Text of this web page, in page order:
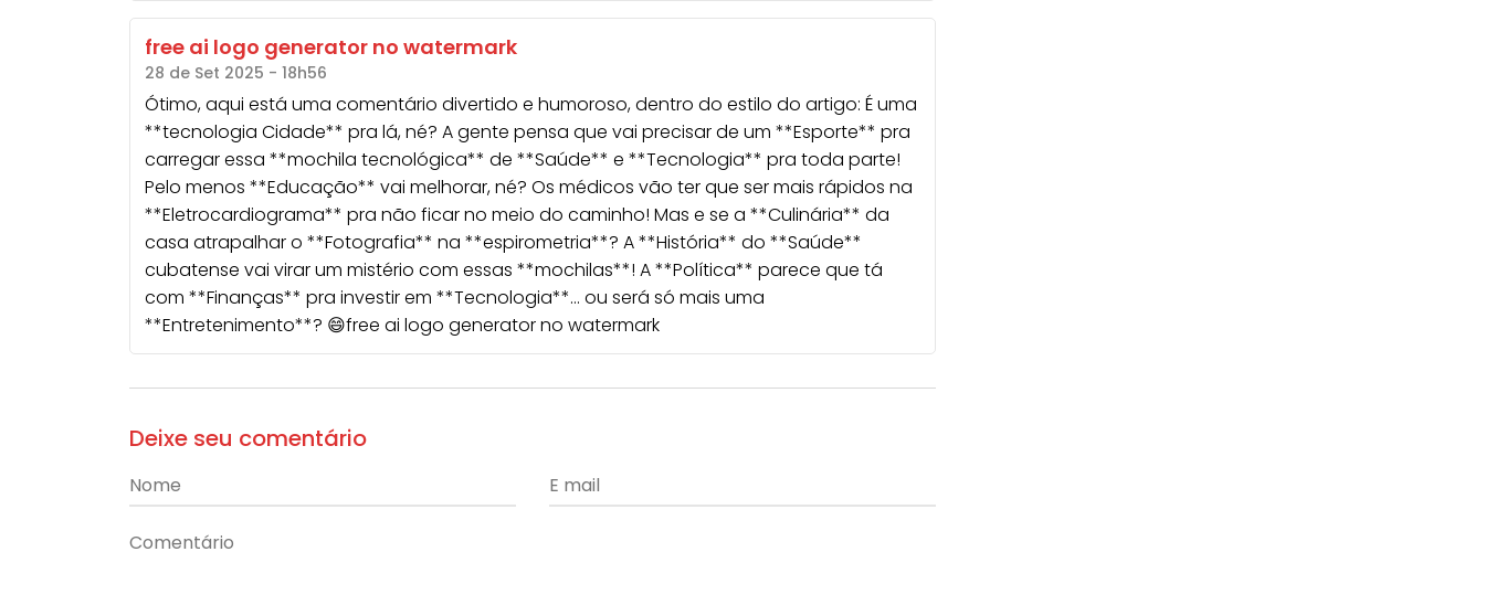
free ai logo generator no watermark
28 de Set 2025 - 18h56
Ótimo, aqui está uma comentário divertido e humoroso, dentro do estilo do artigo: É uma
**tecnologia Cidade** pra lá, né? A gente pensa que vai precisar de um **Esporte** pra
carregar essa **mochila tecnológica** de **Saúde** e **Tecnologia** pra toda parte!
Pelo menos **Educação** vai melhorar, né? Os médicos vão ter que ser mais rápidos na
**Eletrocardiograma** pra não ficar no meio do caminho! Mas e se a **Culinária** da
casa atrapalhar o **Fotografia** na **espirometria**? A **História** do **Saúde**
cubatense vai virar um mistério com essas **mochilas**! A **Política** parece que tá
com **Finanças** pra investir em **Tecnologia**... ou será só mais uma
**Entretenimento**? 😄free ai logo generator no watermark
Deixe seu comentário